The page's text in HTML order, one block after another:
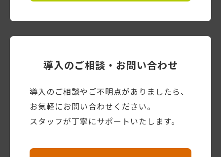
導入のご相談・お問い合わせ
導入のご相談やご不明点がありましたら、
お気軽にお問い合わせください。
スタッフが丁寧にサポートいたします。